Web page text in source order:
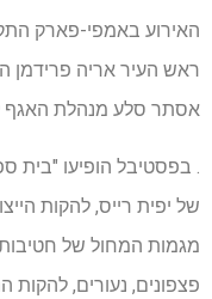
האירוע באמפי-פארק
ראש העיר אריה פרידמן
אסתר סלע מנהלת האגף
. בפסטיבל הופיעו "בית
של יפית רייס, להקות
מגמות המחול של חטיבות
פצפונים, נעורים, להקות